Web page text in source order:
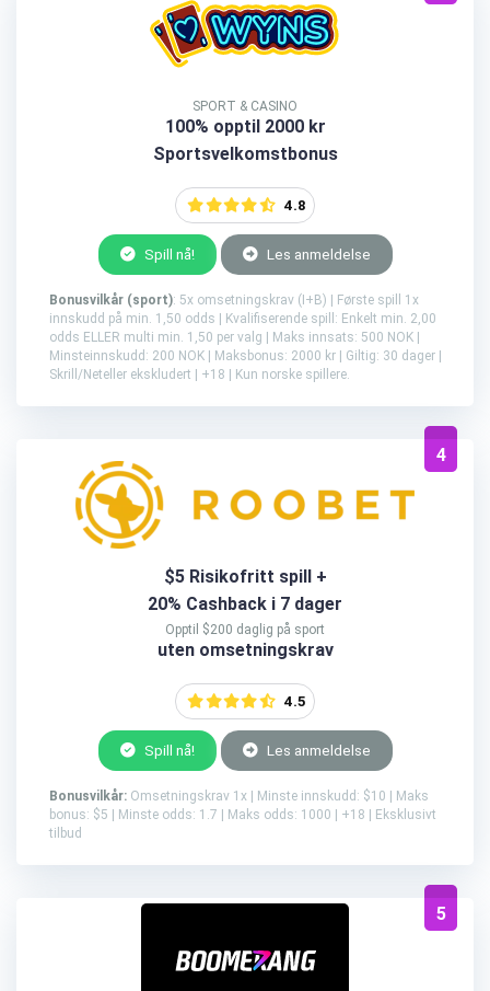
SPORT & CASINO
100% opptil 2000 kr
Sportsvelkomstbonus
4.8
Spill nå! Les anmeldelse
Bonusvilkår (sport): 5x omsetningskrav (I+B) | Første spill 1x
innskudd på min. 1,50 odds | Kvalifiserende spill: Enkelt min. 2,00
odds ELLER multi min. 1,50 per valg | Maks innsats: 500 NOK |
Minsteinnskudd: 200 NOK | Maksbonus: 2000 kr | Giltig: 30 dager |
Skrill/Neteller ekskludert | +18 | Kun norske spillere.
4
$5 Risikofritt spill +
20% Cashback i 7 dager
Opptil $200 daglig på sport
uten omsetningskrav
4.5
Spill nå! Les anmeldelse
Bonusvilkår: Omsetningskrav 1x | Minste innskudd: $10 | Maks
bonus: $5 | Minste odds: 1.7 | Maks odds: 1000 | +18 | Eksklusivt
tilbud
5